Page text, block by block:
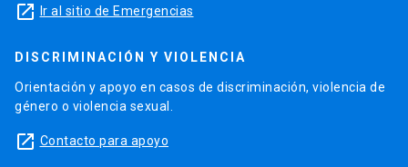
launch Ir al sitio de Emergencias
DISCRIMINACIÓN Y VIOLENCIA
Orientación y apoyo en casos de discriminación, violencia de
género o violencia sexual.
launch Contacto para apoyo